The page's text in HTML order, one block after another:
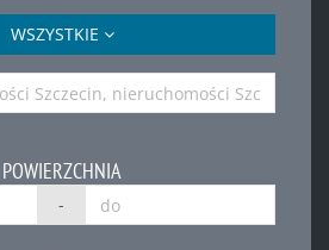
WSZYSTKIE
POWIERZCHNIA
-